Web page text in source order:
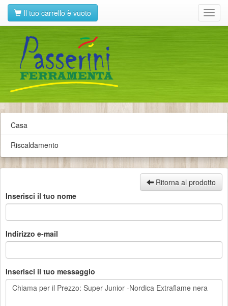
Il tuo carrello è vuoto
Casa
Riscaldamento
Ritorna al prodotto
Inserisci il tuo nome
Indirizzo e-mail
Inserisci il tuo messaggio